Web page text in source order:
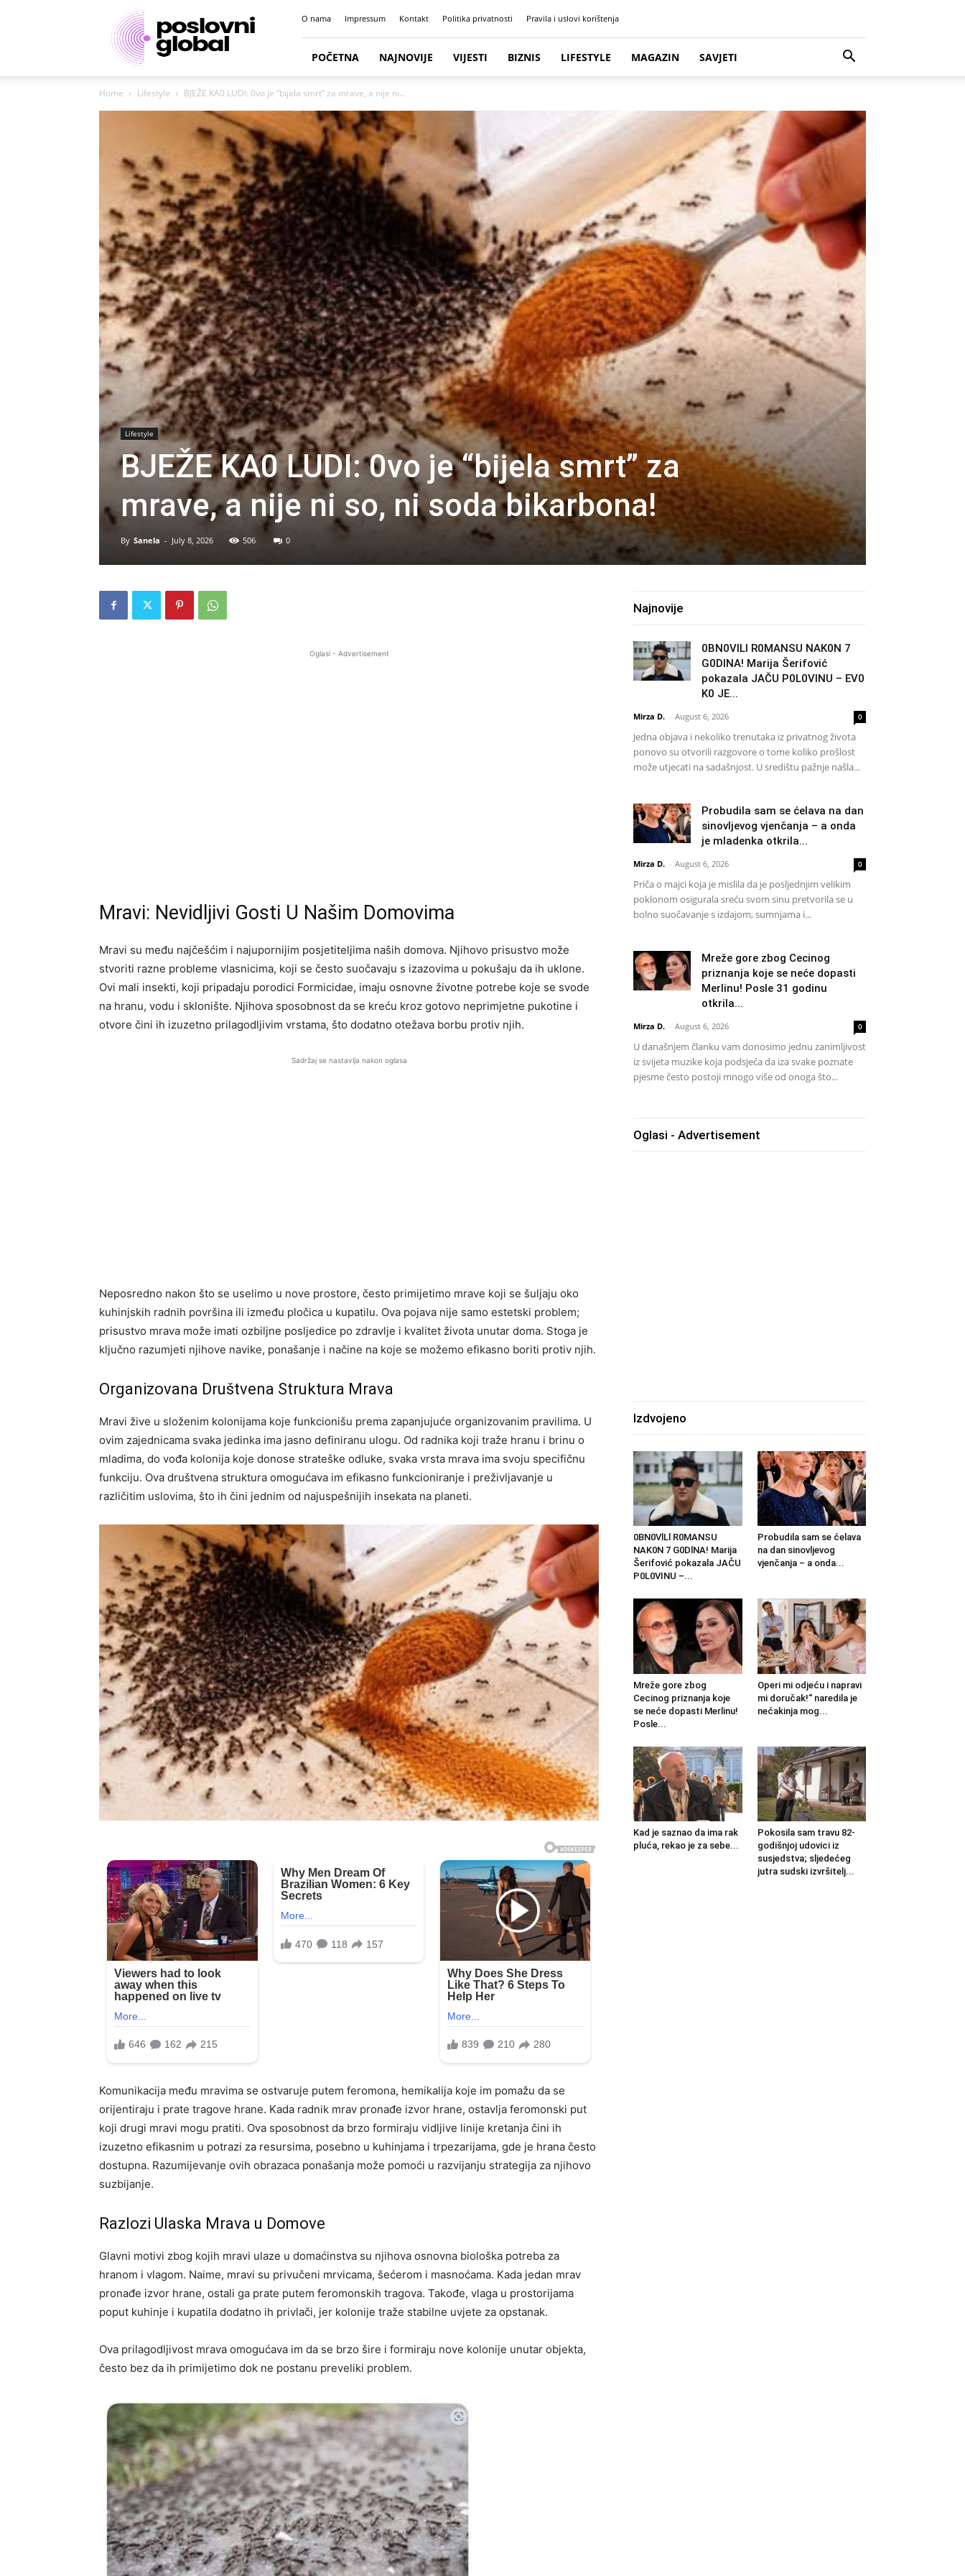
Poslovni
portal
O nama Impressum Kontakt Politika privatnosti Pravila i uslovi korištenja
POČETNA NAJNOVIJE VIJESTI BIZNIS LIFESTYLE MAGAZIN SAVJETI
Home Lifestyle BJEŽE KA0 LUDI: 0vo je “bijela smrt” za mrave, a nije ni...
Lifestyle
BJEŽE KA0 LUDI: 0vo je “bijela smrt” za
mrave, a nije ni so, ni soda bikarbona!
By Sanela - July 8, 2026 506 0
Oglasi - Advertisement
Mravi: Nevidljivi Gosti U Našim Domovima
Mravi su među najčešćim i najupornijim posjetiteljima naših domova. Njihovo prisustvo može
stvoriti razne probleme vlasnicima, koji se često suočavaju s izazovima u pokušaju da ih uklone.
Ovi mali insekti, koji pripadaju porodici Formicidae, imaju osnovne životne potrebe koje se svode
na hranu, vodu i sklonište. Njihova sposobnost da se kreću kroz gotovo neprimjetne pukotine i
otvore čini ih izuzetno prilagodljivim vrstama, što dodatno otežava borbu protiv njih.
Sadržaj se nastavlja nakon oglasa
Neposredno nakon što se uselimo u nove prostore, često primijetimo mrave koji se šuljaju oko
kuhinjskih radnih površina ili između pločica u kupatilu. Ova pojava nije samo estetski problem;
prisustvo mrava može imati ozbiljne posljedice po zdravlje i kvalitet života unutar doma. Stoga je
ključno razumjeti njihove navike, ponašanje i načine na koje se možemo efikasno boriti protiv njih.
Organizovana Društvena Struktura Mrava
Mravi žive u složenim kolonijama koje funkcionišu prema zapanjujuće organizovanim pravilima. U
ovim zajednicama svaka jedinka ima jasno definiranu ulogu. Od radnika koji traže hranu i brinu o
mladima, do vođa kolonija koje donose strateške odluke, svaka vrsta mrava ima svoju specifičnu
funkciju. Ova društvena struktura omogućava im efikasno funkcioniranje i preživljavanje u
različitim uslovima, što ih čini jednim od najuspešnijih insekata na planeti.
Komunikacija među mravima se ostvaruje putem feromona, hemikalija koje im pomažu da se
orijentiraju i prate tragove hrane. Kada radnik mrav pronađe izvor hrane, ostavlja feromonski put
koji drugi mravi mogu pratiti. Ova sposobnost da brzo formiraju vidljive linije kretanja čini ih
izuzetno efikasnim u potrazi za resursima, posebno u kuhinjama i trpezarijama, gde je hrana često
dostupna. Razumijevanje ovih obrazaca ponašanja može pomoći u razvijanju strategija za njihovo
suzbijanje.
Razlozi Ulaska Mrava u Domove
Glavni motivi zbog kojih mravi ulaze u domaćinstva su njihova osnovna biološka potreba za
hranom i vlagom. Naime, mravi su privučeni mrvicama, šećerom i masnoćama. Kada jedan mrav
pronađe izvor hrane, ostali ga prate putem feromonskih tragova. Takođe, vlaga u prostorijama
poput kuhinje i kupatila dodatno ih privlači, jer kolonije traže stabilne uvjete za opstanak.
Ova prilagodljivost mrava omogućava im da se brzo šire i formiraju nove kolonije unutar objekta,
često bez da ih primijetimo dok ne postanu preveliki problem.
Najnovije
0BN0VlLl R0MANSU NAK0N 7
G0DlNA! Marija Šerifović
pokazala JAČU P0L0VINU – EV0
K0 JE...
Mirza D. - August 6, 2026 0
Jedna objava i nekoliko trenutaka iz privatnog života
ponovo su otvorili razgovore o tome koliko prošlost
može utjecati na sadašnjost. U središtu pažnje našla...
Probudila sam se ćelava na dan
sinovljevog vjenčanja – a onda
je mladenka otkrila...
Mirza D. - August 6, 2026 0
Priča o majci koja je mislila da je posljednjim velikim
poklonom osigurala sreću svom sinu pretvorila se u
bolno suočavanje s izdajom, sumnjama i...
Mreže gore zbog Cecinog
priznanja koje se neće dopasti
Merlinu! Posle 31 godinu
otkrila...
Mirza D. - August 6, 2026 0
U današnjem članku vam donosimo jednu zanimljivost
iz svijeta muzike koja podsjeća da iza svake poznate
pjesme često postoji mnogo više od onoga što...
Oglasi - Advertisement
Izdvojeno
0BN0VlLl R0MANSU
NAK0N 7 G0DlNA! Marija
Šerifović pokazala JAČU
P0L0VINU –...
Probudila sam se ćelava
na dan sinovljevog
vjenčanja – a onda...
Mreže gore zbog
Cecinog priznanja koje
se neće dopasti Merlinu!
Posle...
Operi mi odjeću i napravi
mi doručak!“ naredila je
nećakinja mog...
Kad je saznao da ima rak
pluća, rekao je za sebe...
Pokosila sam travu 82-
godišnjoj udovici iz
susjedstva; sljedećeg
jutra sudski izvršitelj...